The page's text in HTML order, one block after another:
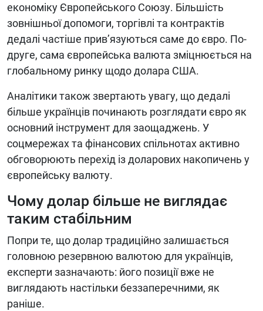
економіку Європейського Союзу. Більшість
зовнішньої допомоги, торгівлі та контрактів
дедалі частіше прив’язуються саме до євро. По-
друге, сама європейська валюта зміцнюється на
глобальному ринку щодо долара США.
Аналітики також звертають увагу, що дедалі
більше українців починають розглядати євро як
основний інструмент для заощаджень. У
соцмережах та фінансових спільнотах активно
обговорюють перехід із доларових накопичень у
європейську валюту.
Чому долар більше не виглядає
таким стабільним
Попри те, що долар традиційно залишається
головною резервною валютою для українців,
експерти зазначають: його позиції вже не
виглядають настільки беззаперечними, як
раніше.